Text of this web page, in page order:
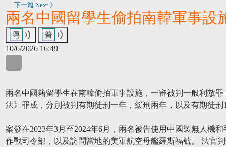
下一篇 Next 》
兩名中國留學生偷拍南韓軍事設
10/6/2026 16:49
兩名中國籍留學生在南韓偷拍軍事設施，一審被判一般利敵
法》罪成，分別被判有期徒刑一年，緩刑兩年，以及有期徒刑
案發在2023年3月至2024年6月，兩名被告使用中國製無人機
作戰司令部，以及訪問當地的美軍航空母艦羅斯福號。 法官